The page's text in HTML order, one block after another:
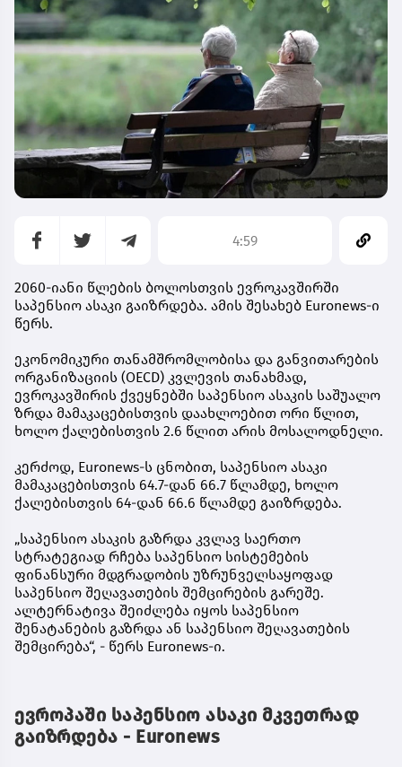
4:59
2060-იანი წლების ბოლოსთვის ევროკავშირში
საპენსიო ასაკი გაიზრდება. ამის შესახებ Euronews-ი
წერს.
ეკონომიკური თანამშრომლობისა და განვითარების
ორგანიზაციის (OECD) კვლევის თანახმად,
ევროკავშირის ქვეყნებში საპენსიო ასაკის საშუალო
ზრდა მამაკაცებისთვის დაახლოებით ორი წლით,
ხოლო ქალებისთვის 2.6 წლით არის მოსალოდნელი.
კერძოდ, Euronews-ს ცნობით, საპენსიო ასაკი
მამაკაცებისთვის 64.7-დან 66.7 წლამდე, ხოლო
ქალებისთვის 64-დან 66.6 წლამდე გაიზრდება.
„საპენსიო ასაკის გაზრდა კვლავ საერთო
სტრატეგიად რჩება საპენსიო სისტემების
ფინანსური მდგრადობის უზრუნველსაყოფად
საპენსიო შეღავათების შემცირების გარეშე.
ალტერნატივა შეიძლება იყოს საპენსიო
შენატანების გაზრდა ან საპენსიო შეღავათების
შემცირება“, - წერს Euronews-ი.
ევროპაში საპენსიო ასაკი მკვეთრად
გაიზრდება - Euronews